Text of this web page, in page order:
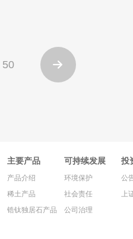
50 
主要产品
产品介绍
稀土产品
锆钛独居石产品
可持续发展
环境保护
社会责任
公司治理
投
公
上